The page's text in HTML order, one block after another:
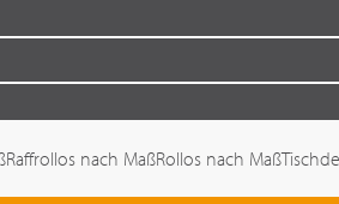
Raffrollos nach MaßRollos nach Maß